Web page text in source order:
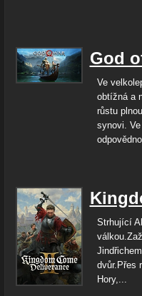
God
Ve
obtížná a
růstu
synovi.
Strhující
dvůr.Přes
Hory,...